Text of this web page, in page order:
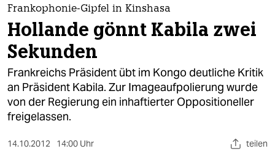
themen
politik
öko
gesellschaft
kultur
sport
Frankophonie-Gipfel in Kinshasa
Hollande gönnt Kabila zwei
Sekunden
Frankreichs Präsident übt im Kongo deutliche Kritik
an Präsident Kabila. Zur Imageaufpolierung wurde
von der Regierung ein inhaftierter Oppositioneller
freigelassen.
14.10.2012 14:00 Uhr teilen